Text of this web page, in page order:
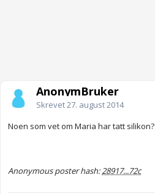
AnonymBruker
Skrevet27. august 2014
Noen som vet om Maria har tatt silikon?
Anonymous poster hash:28917...72c